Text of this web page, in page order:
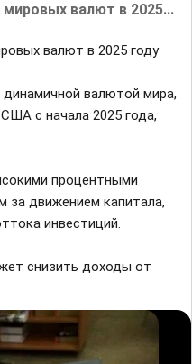
валют в 2025...
валют в 2025 году
валютой мира,
с начала 2025 года,
процентными
за движением капитала,
инвестиций.
снизить доходы от